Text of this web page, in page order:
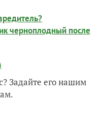
черноплодный после
Задайте его нашим